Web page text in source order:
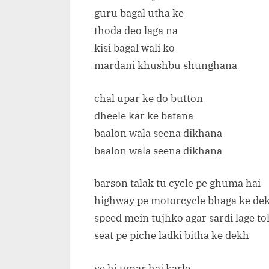
guru bagal utha ke
thoda deo laga na
kisi bagal wali ko
mardani khushbu shunghana
chal upar ke do button
dheele kar ke batana
baalon wala seena dikhana
baalon wala seena dikhana
barson talak tu cycle pe ghuma hai
highway pe motorcycle bhaga ke
speed mein tujhko agar sardi lage
seat pe piche ladki bitha ke dekh